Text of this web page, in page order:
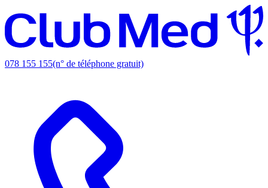
078 155 155(n° de téléphone gratuit)